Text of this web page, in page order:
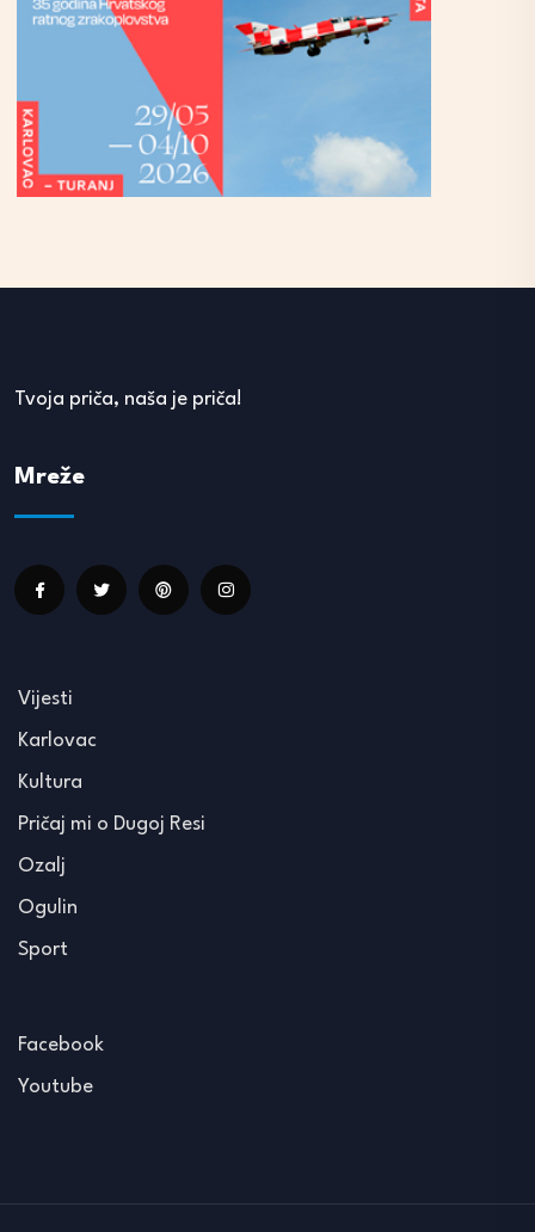
Tvoja priča, naša je priča!
Mreže
Vijesti
Karlovac
Kultura
Pričaj mi o Dugoj Resi
Ozalj
Ogulin
Sport
Facebook
Youtube